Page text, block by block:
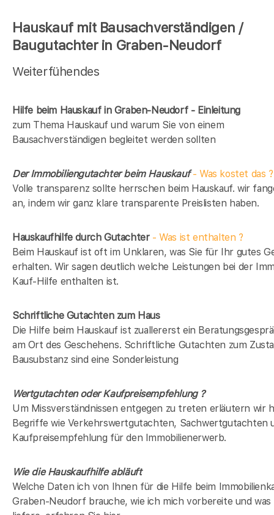
Hauskauf mit Bausachverständigen /
Baugutachter in Graben-Neudorf
Weiterfühendes
Hilfe beim Hauskauf in Graben-Neudorf - Einleitung
zum Thema Hauskauf und warum Sie von einem
Bausachverständigen begleitet werden sollten
Der Immobiliengutachter beim Hauskauf- Was kostet das ?
Volle transparenz sollte herrschen beim Hauskauf. wir
an, indem wir ganz klare transparente Preislisten haben.
Hauskaufhilfe durch Gutachter- Was ist enthalten ?
Beim Hauskauf ist oft im Unklaren, was Sie für Ihr gutes
erhalten. Wir sagen deutlich welche Leistungen bei der
Kauf-Hilfe enthalten ist.
Schriftliche Gutachten zum Haus
Die Hilfe beim Hauskauf ist zuallererst ein
am Ort des Geschehens. Schriftliche Gutachten zum
Bausubstanz sind eine Sonderleistung
Wertgutachten oder Kaufpreisempfehlung ?
Um Missverständnissen entgegen zu treten erläutern wir
Begriffe wie Verkehrswertgutachten, Sachwertgutachten
Kaufpreisempfehlung für den Immobilienerwerb.
Wie die Hauskaufhilfe abläuft
Welche Daten ich von Ihnen für die Hilfe beim
Graben-Neudorf brauche, wie ich mich vorbereite und